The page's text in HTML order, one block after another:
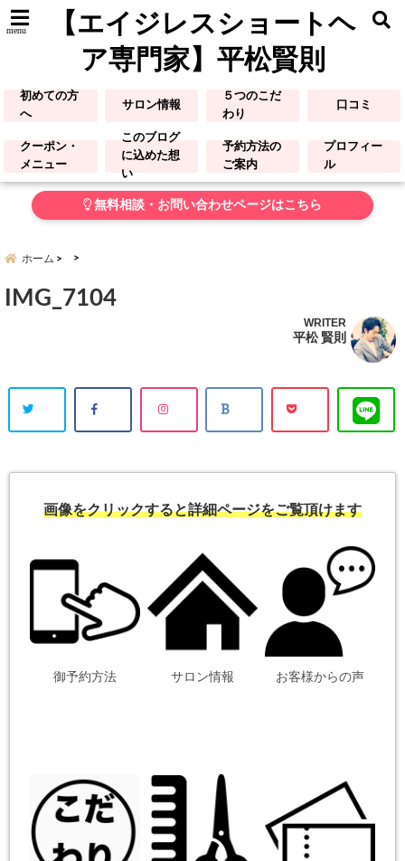
menu
【エイジレスショートヘ
ア専門家】平松賢則
初めての方
へ
サロン情報
５つのこだ
わり
口コミ
クーポン・
メニュー
このブログ
に込めた想
い
予約方法の
ご案内
プロフィー
ル
無料相談・お問い合わせページはこちら
ホーム
IMG_7104
WRITER
平松 賢則
画像をクリックすると詳細ページをご覧頂けます
御予約方法 サロン情報 お客様からの声